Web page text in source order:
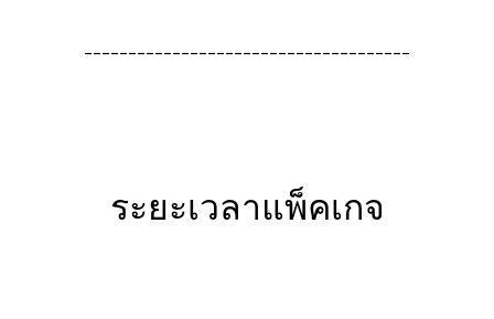
-------------------------------------
ระยะเวลาแพ็คเกจ